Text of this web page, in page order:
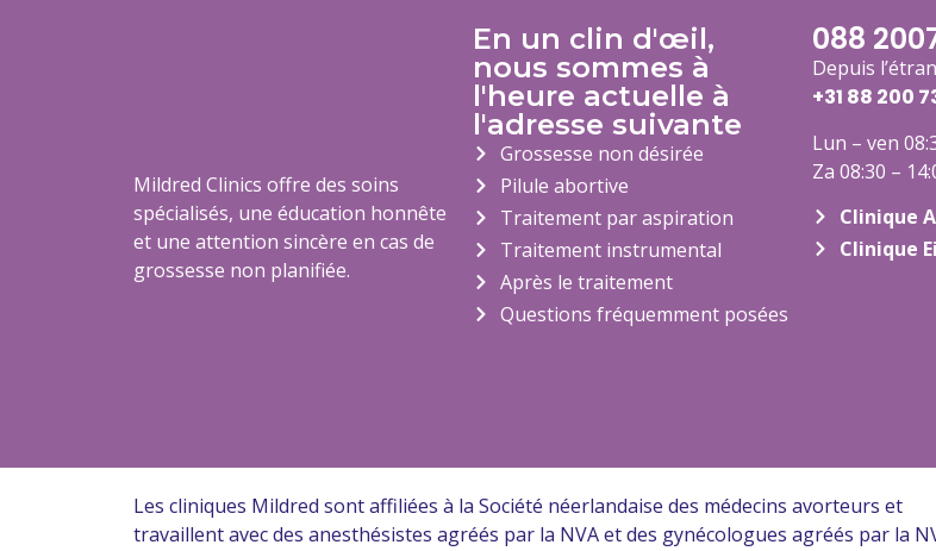
Mildred Clinics offre des soins
spécialisés, une éducation honnête
et une attention sincère en cas de
grossesse non planifiée.
En un clin d'œil,
nous sommes à
l'heure actuelle à
l'adresse suivante
Grossesse non désirée
Pilule abortive
Traitement par aspiration
Traitement instrumental
Après le traitement
Questions fréquemment posées
088
Depuis
+31 88 200
Lun – ven
Za 08:30 –
Clinique
Clinique
Les cliniques Mildred sont affiliées à la Société néerlandaise des médecins avorteurs et
travaillent avec des anesthésistes agréés par la NVA et des gynécologues agréés par la